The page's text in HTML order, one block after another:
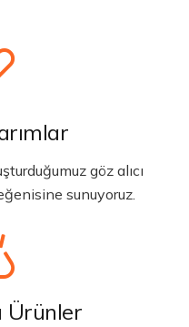
göz alıcı
sunuyoruz.
Ürünler